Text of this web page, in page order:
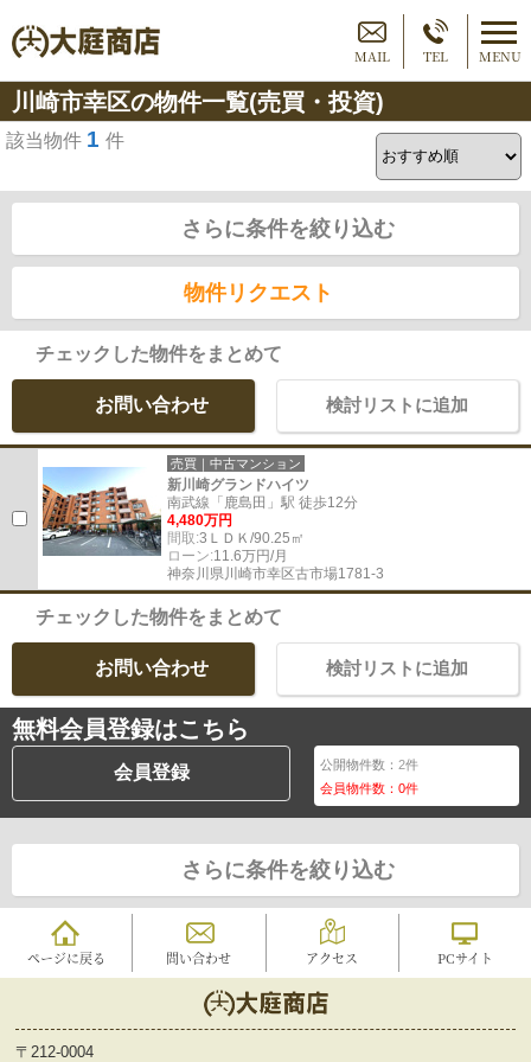
MAIL TEL MENU
川崎市幸区の物件一覧(売買・投資)
該当物件 1 件
さらに条件を絞り込む
物件リクエスト
チェックした物件をまとめて
お問い合わせ 検討リストに追加
売買｜中古マンション
新川崎グランドハイツ
南武線「鹿島田」駅 徒歩12分
4,480万円
間取:3ＬＤＫ/90.25㎡
ローン:11.6万円/月
神奈川県川崎市幸区古市場1781-3
チェックした物件をまとめて
お問い合わせ 検討リストに追加
無料会員登録はこちら
会員登録 公開物件数：2件
会員物件数：0件
さらに条件を絞り込む
ページに戻る 問い合わせ アクセス PCサイト
〒212-0004